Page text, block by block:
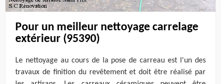
Pour un meilleur nettoyage carrelage
extérieur (95390)
Le nettoyage au cours de la pose de carreau est l'un des
travaux de finition du revêtement et doit être réalisé par